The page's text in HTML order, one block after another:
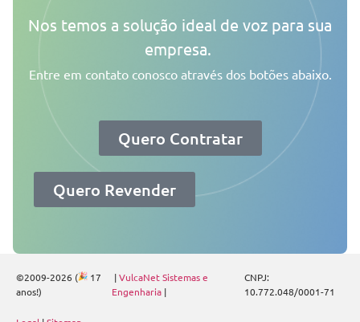
Nos temos a solução ideal de voz para sua
empresa.
Entre em contato conosco através dos botões abaixo.
Quero Contratar
Quero Revender
©2009-2026 (
17
anos!)
|VulcaNet Sistemas e
Engenharia |
CNPJ:
10.772.048/0001-71